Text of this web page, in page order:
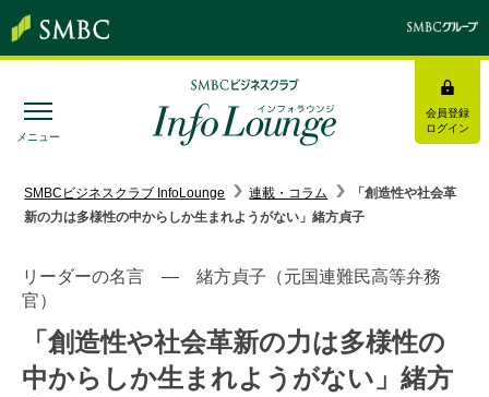
メニュー
会員登録
ログイン
みんなの研修
トピックス＆インフォメーション
SMBCビジネスクラブ InfoLounge 連載・コラム
「創造性や社会革
新の力は多様性の中からしか生まれようがない」緒方貞子
リーダーの名言 ― 緒方貞子（元国連難民高等弁務
官）
「創造性や社会革新の力は多様性の
中からしか生まれようがない」緒方